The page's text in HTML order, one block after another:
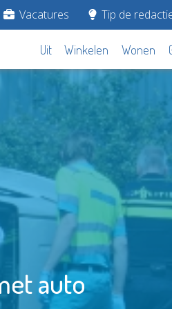
Vacatures Tip de
Uit Winkelen Wonen
auto